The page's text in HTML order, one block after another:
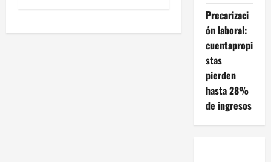
g
Precarizaci
ón laboral:
cuentapropi
stas
pierden
hasta 28%
de ingresos